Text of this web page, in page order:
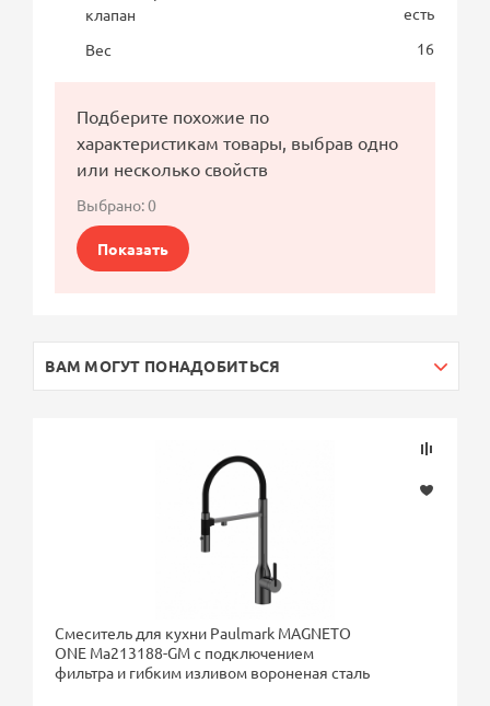
клапан
есть
Вес
16
Подберите похожие по
характеристикам товары, выбрав одно
или несколько свойств
Выбрано:0
Показать
ВАМ МОГУТ ПОНАДОБИТЬСЯ
Смеситель для кухни Paulmark MAGNETO
ONE Ma213188-GM с подключением
фильтра и гибким изливом вороненая сталь